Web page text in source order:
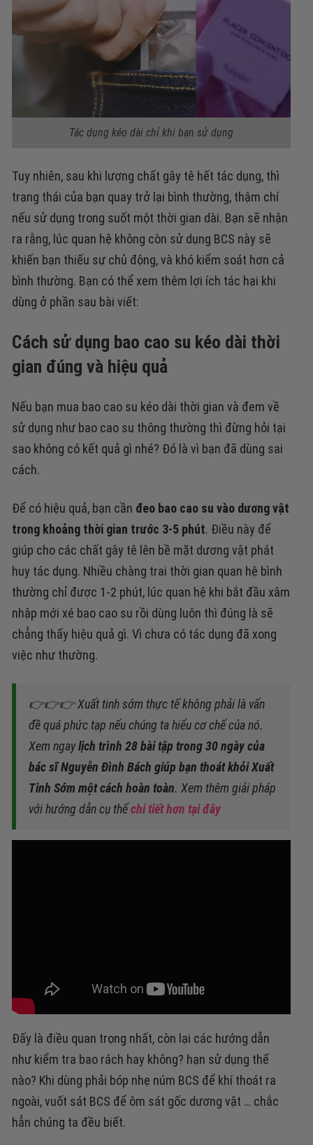
Tác dụng kéo dài chỉ khi bạn sử dụng
Tuy nhiên, sau khi lượng chất gây tê hết tác dụng, thì
trạng thái của bạn quay trở lại bình thường, thậm chí
nếu sử dụng trong suốt một thời gian dài. Bạn sẽ nhận
ra rằng, lúc quan hệ không còn sử dụng BCS này sẽ
khiến bạn thiếu sự chủ động, và khó kiểm soát hơn cả
bình thường. Bạn có thể xem thêm lợi ích tác hại khi
dùng ở phần sau bài viết:
Cách sử dụng bao cao su kéo dài thời
gian đúng và hiệu quả
Nếu bạn mua bao cao su kéo dài thời gian và đem về
sử dụng như bao cao su thông thường thì đừng hỏi tại
sao không có kết quả gì nhé? Đó là vì bạn đã dùng sai
cách.
Để có hiệu quả, bạn cần đeo bao cao su vào dương vật
trong khoảng thời gian trước 3-5 phút. Điều này để
giúp cho các chất gây tê lên bề mặt dương vật phát
huy tác dụng. Nhiều chàng trai thời gian quan hệ bình
thường chỉ được 1-2 phút, lúc quan hệ khi bắt đầu xâm
nhập mới xé bao cao su rồi dùng luôn thì đúng là sẽ
chẳng thấy hiệu quả gì. Vì chưa có tác dụng đã xong
việc như thường.
👉👉👉 Xuất tinh sớm thực tế không phải là vấn
đề quá phức tạp nếu chúng ta hiểu cơ chế của nó.
Xem ngaylịch trình 28 bài tập trong 30 ngày của
bác sĩ Nguyễn Đình Bách giúp bạn thoát khỏi Xuất
Tinh Sớm một cách hoàn toàn. Xem thêm giải pháp
với hướng dẫn cụ thểchi tiết hơn tại đây
Đấy là điều quan trọng nhất, còn lại các hướng dẫn
như kiểm tra bao rách hay không? hạn sử dụng thế
nào? Khi dùng phải bóp nhẹ núm BCS để khí thoát ra
ngoài, vuốt sát BCS để ôm sát gốc dương vật … chắc
hẳn chúng ta đều biết.